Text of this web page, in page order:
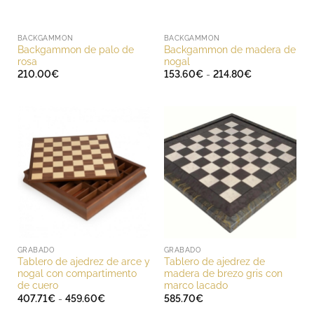
BACKGAMMON
Backgammon de palo de
rosa
210.00€
BACKGAMMON
Backgammon de madera de
nogal
153.60€ - 214.80€Rango
hasta
214.80€
GRABADO
Tablero de ajedrez de arce y
nogal con compartimento
de cuero
407.71€ - 459.60€Rango
GRABADO
Tablero de ajedrez de
madera de brezo gris con
marco lacado
585.70€